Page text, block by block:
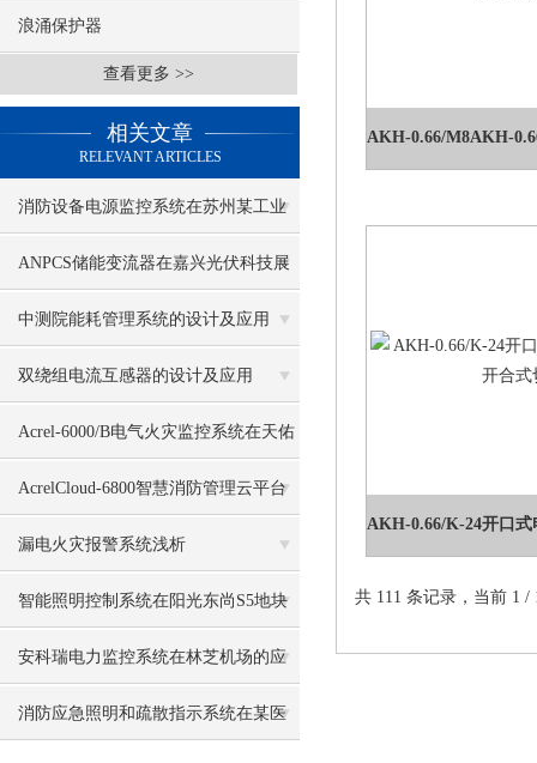
浪涌保护器
查看更多 >>
相关文章
RELEVANT ARTICLES
消防设备电源监控系统在苏州某工业
区项目的应用
ANPCS储能变流器在嘉兴光伏科技展
示馆的应用
中测院能耗管理系统的设计及应用
双绕组电流互感器的设计及应用
Acrel-6000/B电气火灾监控系统在天佑
医院中的应用
AcrelCloud-6800智慧消防管理云平台
在某中学的应用
漏电火灾报警系统浅析
智能照明控制系统在阳光东尚S5地块
的设计与应用
安科瑞电力监控系统在林芝机场的应
用
消防应急照明和疏散指示系统在某医
共 111 条记录，当前